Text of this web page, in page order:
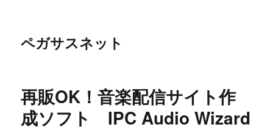
ペガサスネット
再販OK！音楽配信サイト作
成ソフト IPC Audio Wizard